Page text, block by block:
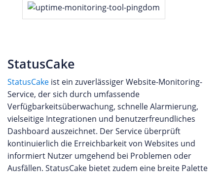
StatusCake
StatusCake ist ein zuverlässiger Website-Monitoring-
Service, der sich durch umfassende
Verfügbarkeitsüberwachung, schnelle Alarmierung,
vielseitige Integrationen und benutzerfreundliches
Dashboard auszeichnet. Der Service überprüft
kontinuierlich die Erreichbarkeit von Websites und
informiert Nutzer umgehend bei Problemen oder
Ausfällen. StatusCake bietet zudem eine breite Palette